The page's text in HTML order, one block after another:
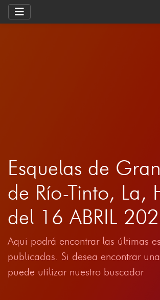
Esquelas de
de Río-Tinto, La,
del 16 ABRIL
Aqui podrá encontrar las últimas
publicadas. Si desea encontrar
puede utilizar nuestro buscador